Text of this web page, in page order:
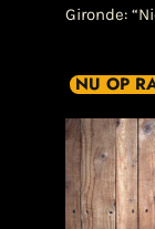
Gironde:
NU OP